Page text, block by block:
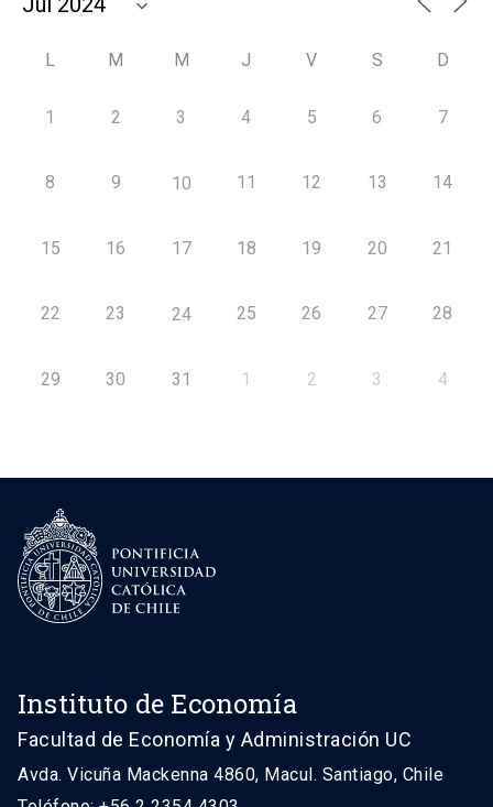
L M M J V S D
1 2 3 4 5 6 7
8 9 10 11 12 13 14
15 16 17 18 19 20 21
22 23 24 25 26 27 28
29 30 31 1 2 3 4
Instituto de Economía
Facultad de Economía y Administración UC
Avda. Vicuña Mackenna 4860, Macul. Santiago, Chile